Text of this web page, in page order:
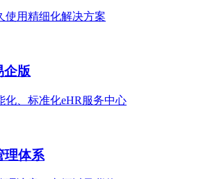
使用精细化解决方案
企版
化、标准化eHR服务中心
理体系